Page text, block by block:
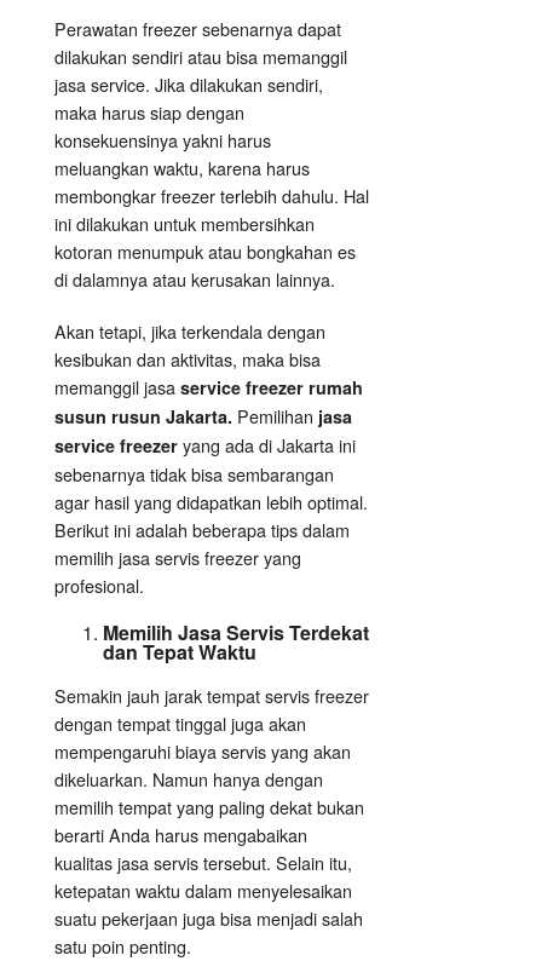
Perawatan freezer sebenarnya dapat
dilakukan sendiri atau bisa memanggil
jasa service. Jika dilakukan sendiri,
maka harus siap dengan
konsekuensinya yakni harus
meluangkan waktu, karena harus
membongkar freezer terlebih dahulu. Hal
ini dilakukan untuk membersihkan
kotoran menumpuk atau bongkahan es
di dalamnya atau kerusakan lainnya.
Akan tetapi, jika terkendala dengan
kesibukan dan aktivitas, maka bisa
memanggil jasa service freezer rumah
susun rusun Jakarta. Pemilihan jasa
service freezer yang ada di Jakarta ini
sebenarnya tidak bisa sembarangan
agar hasil yang didapatkan lebih optimal.
Berikut ini adalah beberapa tips dalam
memilih jasa servis freezer yang
profesional.
Memilih Jasa Servis Terdekat
dan Tepat Waktu
Semakin jauh jarak tempat servis freezer
dengan tempat tinggal juga akan
mempengaruhi biaya servis yang akan
dikeluarkan. Namun hanya dengan
memilih tempat yang paling dekat bukan
berarti Anda harus mengabaikan
kualitas jasa servis tersebut. Selain itu,
ketepatan waktu dalam menyelesaikan
suatu pekerjaan juga bisa menjadi salah
satu poin penting.